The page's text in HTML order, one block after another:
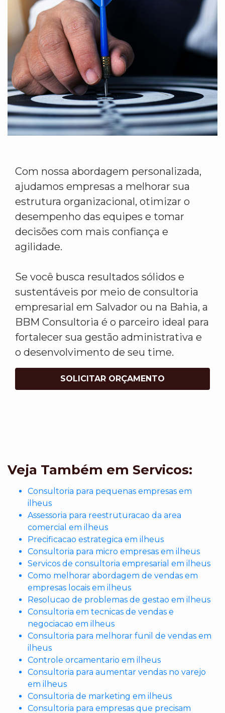
Com nossa abordagem personalizada,
ajudamos empresas a melhorar sua
estrutura organizacional, otimizar o
desempenho das equipes e tomar
decisões com mais confiança e
agilidade.
Se você busca resultados sólidos e
sustentáveis por meio de consultoria
empresarial em Salvador ou na Bahia, a
BBM Consultoria é o parceiro ideal para
fortalecer sua gestão administrativa e
o desenvolvimento de seu time.
SOLICITAR ORÇAMENTO
Veja Também em Servicos:
Consultoria para pequenas empresas em
ilheus
Assessoria para reestruturacao da area
comercial em ilheus
Precificacao estrategica em ilheus
Consultoria para micro empresas em ilheus
Servicos de consultoria empresarial em ilheus
Como melhorar abordagem de vendas em
empresas locais em ilheus
Resolucao de problemas de gestao em ilheus
Consultoria em tecnicas de vendas e
negociacao em ilheus
Consultoria para melhorar funil de vendas em
ilheus
Controle orcamentario em ilheus
Consultoria para aumentar vendas no varejo
em ilheus
Consultoria de marketing em ilheus
Consultoria para empresas que precisam